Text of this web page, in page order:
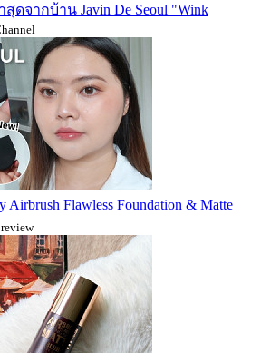
จากบ้าน Javin De Seoul "Wink
Flawless Foundation & Matte